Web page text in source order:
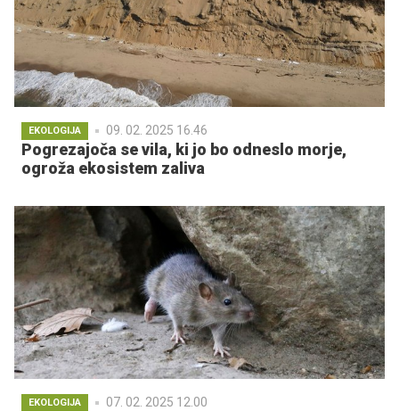
EKOLOGIJA 09. 02. 2025 16.46
Pogrezajoča se vila, ki jo bo odneslo morje,
ogroža ekosistem zaliva
EKOLOGIJA 07. 02. 2025 12.00